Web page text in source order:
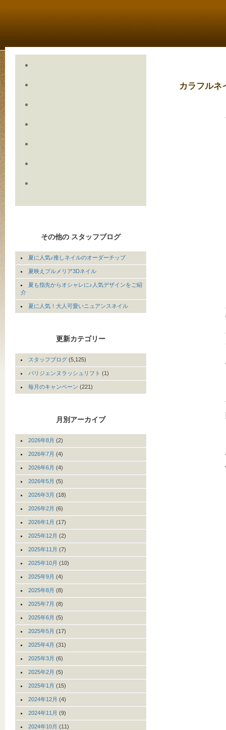
カラフルネ
その他の スタッフブログ
夏に人気♪推しネイルのオーダーチップ
夏映えプルメリア3Dネイル
夏も指先からオシャレに♪人気デザインをご紹
介
夏に人気！大人可愛いニュアンスネイル
更新カテゴリー
スタッフブログ (5,125)
パリジェンヌラッシュリフト (1)
毎月のキャンペーン (221)
月別アーカイブ
2026年8月 (2)
2026年7月 (4)
2026年6月 (4)
2026年5月 (5)
2026年3月 (18)
2026年2月 (6)
2026年1月 (17)
2025年12月 (2)
2025年11月 (7)
2025年10月 (10)
2025年9月 (4)
2025年8月 (8)
2025年7月 (8)
2025年6月 (5)
2025年5月 (17)
2025年4月 (31)
2025年3月 (6)
2025年2月 (5)
2025年1月 (15)
2024年12月 (4)
2024年11月 (9)
2024年10月 (11)